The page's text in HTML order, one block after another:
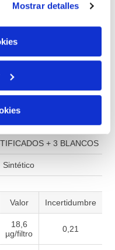
web funcione y que
Puedes consultar
de Cookies
Mostrar detalles
productos
Filtro
Filtro
+ 3 BLANCOS
Sintético
Valor Incertidumbre
18,6
µg/filtro
0,21